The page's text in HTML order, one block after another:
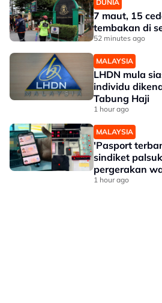
DUNIA
7 maut, 15
tembakan di
52 minutes ago
MALAYSIA
LHDN mula
individu
Tabung Haji
1 hour ago
MALAYSIA
'Pasport
sindiket
pergerakan
1 hour ago